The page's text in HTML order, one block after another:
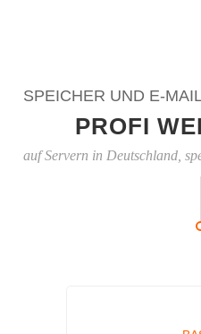
SPEICHER UND E-
PROFI
auf Servern in Deutschland,